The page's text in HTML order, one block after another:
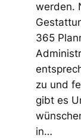
werden.
365
zu und
gibt es
in…